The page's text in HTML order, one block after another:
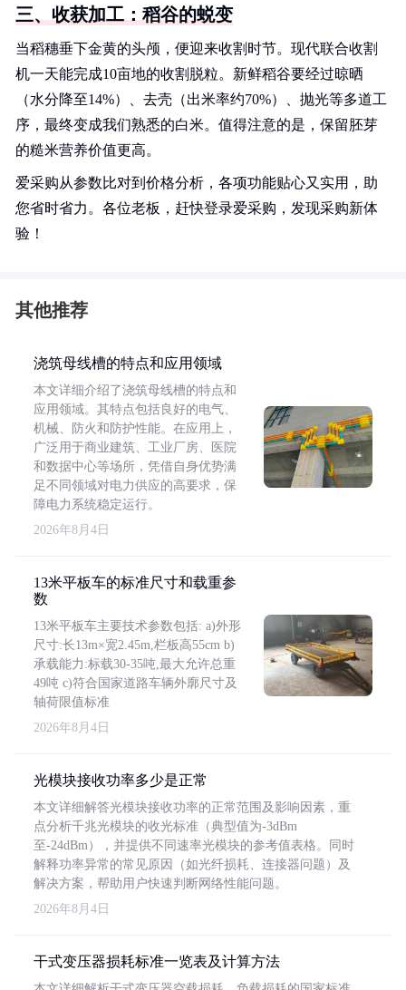
三、收获加工：稻谷的蜕变
当稻穗垂下金黄的头颅，便迎来收割时节。现代联合收割
机一天能完成10亩地的收割脱粒。新鲜稻谷要经过晾晒
（水分降至14%）、去壳（出米率约70%）、抛光等多道工
序，最终变成我们熟悉的白米。值得注意的是，保留胚芽
的糙米营养价值更高。
爱采购从参数比对到价格分析，各项功能贴心又实用，助
您省时省力。各位老板，赶快登录爱采购，发现采购新体
验！
其他推荐
浇筑母线槽的特点和应用领域
本文详细介绍了浇筑母线槽的特点和
应用领域。其特点包括良好的电气、
机械、防火和防护性能。在应用上，
广泛用于商业建筑、工业厂房、医院
和数据中心等场所，凭借自身优势满
足不同领域对电力供应的高要求，保
障电力系统稳定运行。
2026年8月4日
13米平板车的标准尺寸和载重参
数
13米平板车主要技术参数包括: a)外形
尺寸:长13m×宽2.45m,栏板高55cm b)
承载能力:标载30-35吨,最大允许总重
49吨 c)符合国家道路车辆外廓尺寸及
轴荷限值标准
2026年8月4日
光模块接收功率多少是正常
本文详细解答光模块接收功率的正常范围及影响因素，重
点分析千兆光模块的收光标准（典型值为-3dBm
至-24dBm），并提供不同速率光模块的参考值表格。同时
解释功率异常的常见原因（如光纤损耗、连接器问题）及
解决方案，帮助用户快速判断网络性能问题。
2026年8月4日
干式变压器损耗标准一览表及计算方法